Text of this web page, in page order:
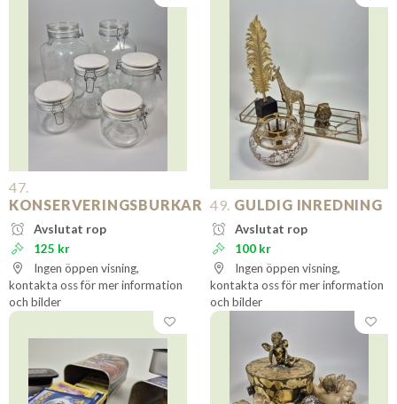
47.
KONSERVERINGSBURKAR
Avslutat rop
125 kr
Ingen öppen visning,
kontakta oss för mer information
och bilder
49. GULDIG INREDNING
Avslutat rop
100 kr
Ingen öppen visning,
kontakta oss för mer information
och bilder